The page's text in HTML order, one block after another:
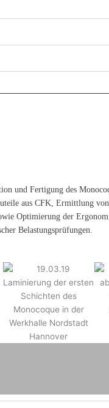
und Fertigung des
aus CFK, Ermittlung von
Optimierung der
Belastungsprüfungen.